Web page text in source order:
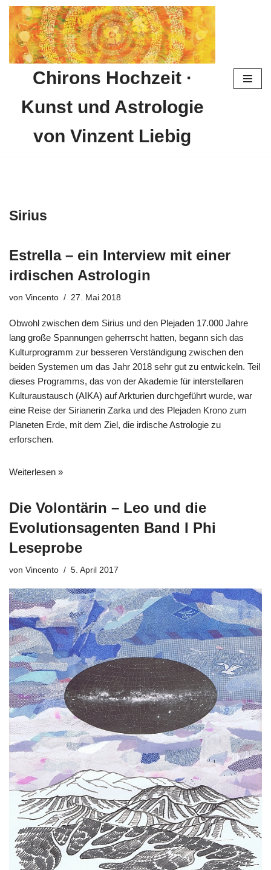
Zum
Inhalt
springen
Chirons Hochzeit ·
Kunst und Astrologie
von Vinzent Liebig
Sirius
Estrella – ein Interview mit einer
irdischen Astrologin
von Vincento 27. Mai 2018
Obwohl zwischen dem Sirius und den Plejaden 17.000 Jahre
lang große Spannungen geherrscht hatten, begann sich das
Kulturprogramm zur besseren Verständigung zwischen den
beiden Systemen um das Jahr 2018 sehr gut zu entwickeln. Teil
dieses Programms, das von der Akademie für interstellaren
Kulturaustausch (AIKA) auf Arkturien durchgeführt wurde, war
eine Reise der Sirianerin Zarka und des Plejaden Krono zum
Planeten Erde, mit dem Ziel, die irdische Astrologie zu
erforschen.
Weiterlesen »
Die Volontärin – Leo und die
Evolutionsagenten Band I Phi
Leseprobe
von Vincento 5. April 2017